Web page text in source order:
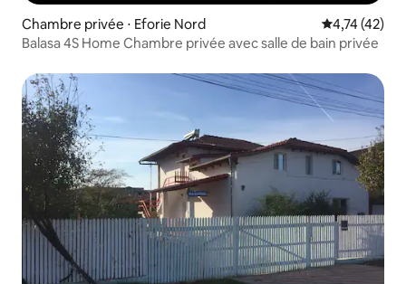
Chambre privée ⋅ Eforie Nord Évaluation
4,74 (42)
Balasa 4S Home Chambre privée avec salle de bain privée